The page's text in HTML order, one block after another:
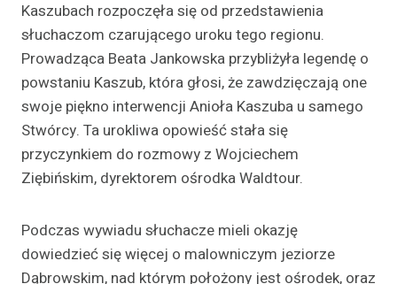
Kaszubach rozpoczęła się od przedstawienia
słuchaczom czarującego uroku tego regionu.
Prowadząca Beata Jankowska przybliżyła legendę o
powstaniu Kaszub, która głosi, że zawdzięczają one
swoje piękno interwencji Anioła Kaszuba u samego
Stwórcy. Ta urokliwa opowieść stała się
przyczynkiem do rozmowy z Wojciechem
Ziębińskim, dyrektorem ośrodka Waldtour.
Podczas wywiadu słuchacze mieli okazję
dowiedzieć się więcej o malowniczym jeziorze
Dąbrowskim, nad którym położony jest ośrodek, oraz